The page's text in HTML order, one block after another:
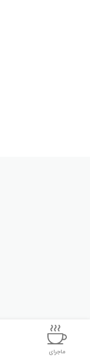
ماجرای